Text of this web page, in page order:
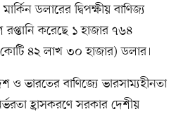
ডলারের দ্বিপক্ষীয় বাণিজ্য
রপ্তানি করেছে ১ হাজার ৭৬৪
৪২ লাখ ৩০ হাজার) ডলার।
ও ভারতের বাণিজ্যে ভারসাম্যহীনতা
হ্রাসকরণে সরকার দেশীয়